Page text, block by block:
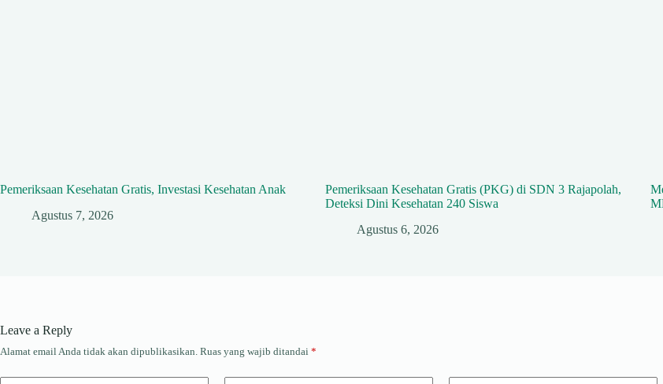
Pemeriksaan Kesehatan Gratis, Investasi Kesehatan Anak
Agustus 7, 2026
Pemeriksaan Kesehatan Gratis (PKG) di SDN 3 Rajapolah,
Deteksi Dini Kesehatan 240 Siswa
Agustus 6, 2026
Leave a Reply
Alamat email Anda tidak akan dipublikasikan. Ruas yang wajib ditandai *